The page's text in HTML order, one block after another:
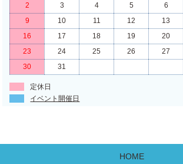
2
3 4 5 6
9
10 11 12 13
16
17 18 19 20
23
24 25 26 27
30
31
定休日
イベント開催日
HOME